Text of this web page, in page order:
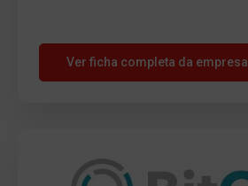
Ver ficha completa da empresa